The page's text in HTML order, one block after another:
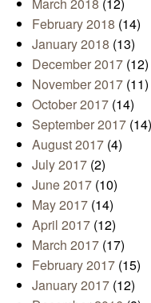
February 2018 (14)
January 2018 (13)
December 2017 (12)
November 2017 (11)
October 2017 (14)
September 2017 (14)
August 2017 (4)
July 2017 (2)
June 2017 (10)
May 2017 (14)
April 2017 (12)
March 2017 (17)
February 2017 (15)
January 2017 (12)